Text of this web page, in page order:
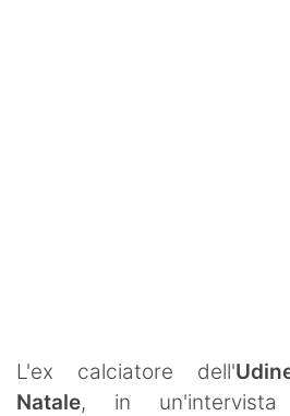
Contatti
L'ex calciatore dell'
Natale, in